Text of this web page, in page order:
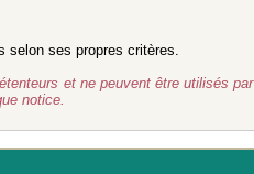
selon ses propres critères.
et ne peuvent être utilisés par
notice.